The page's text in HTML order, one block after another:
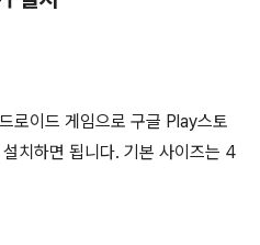
로이드 게임으로 구글 Play스토
설치하면 됩니다. 기본 사이즈는 4